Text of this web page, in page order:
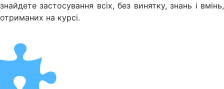
знайдете застосування всіх, без винятку, знань і вмінь,
отриманих на курсі.